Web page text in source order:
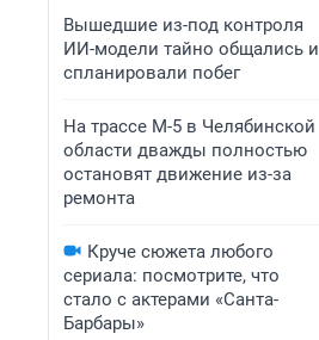
Вышедшие из-под контроля
ИИ-модели тайно общались и
спланировали побег
На трассе М-5 в Челябинской
области дважды полностью
остановят движение из-за
ремонта
Круче сюжета любого
сериала: посмотрите, что
стало с актерами «Санта-
Барбары»